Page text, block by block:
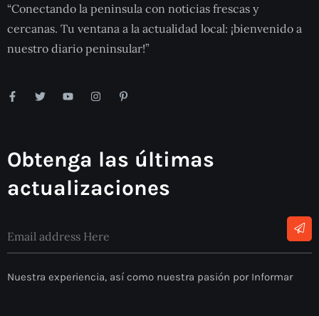
“Conectando la peninsula con noticias frescas y
cercanas. Tu ventana a la actualidad local: ¡bienvenido a
nuestro diario peninsular!”
Obtenga las últimas
actualizaciones
Nuestra experiencia, así como nuestra pasión por Informar